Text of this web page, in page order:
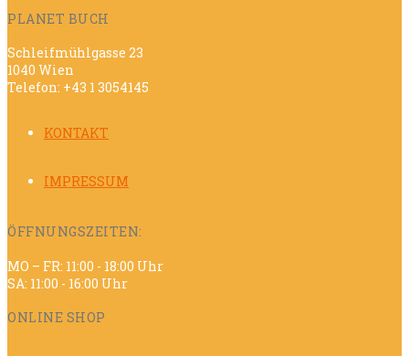
PLANET BUCH
Schleifmühlgasse 23
1040 Wien
Telefon: +43 1 3054145
KONTAKT
IMPRESSUM
ÖFFNUNGSZEITEN:
MO – FR: 11:00 - 18:00 Uhr
SA: 11:00 - 16:00 Uhr
ONLINE SHOP